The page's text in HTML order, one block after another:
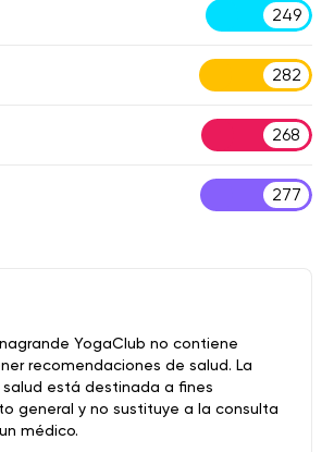
249
282
268
277
YogaClub no contiene
recomendaciones de salud. La
está destinada a fines
general y no sustituye a la consulta
médico.